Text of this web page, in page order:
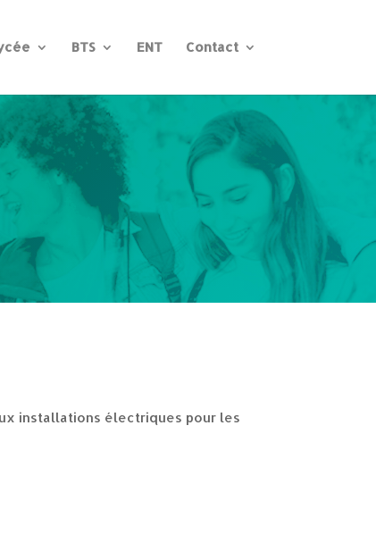
BTS ENT Contact
installations électriques pour les